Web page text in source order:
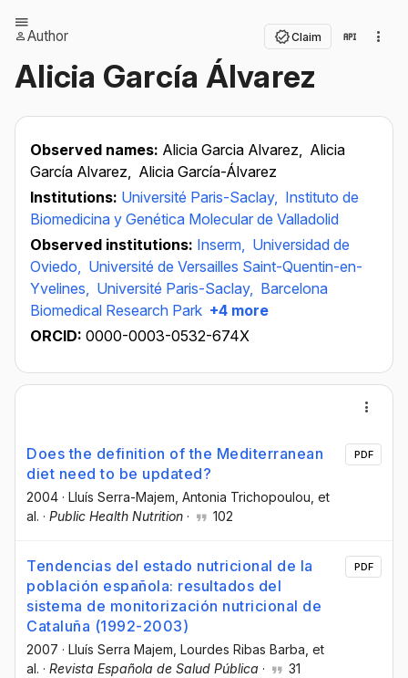
Author Claim
Alicia García Álvarez
Observed names: Alicia Garcia Alvarez, Alicia
García Alvarez, Alicia García-Álvarez
Institutions: Université Paris-Saclay, Instituto de
Biomedicina y Genética Molecular de Valladolid
Observed institutions: Inserm, Universidad de
Oviedo, Université de Versailles Saint-Quentin-en-
Yvelines, Université Paris-Saclay, Barcelona
Biomedical Research Park +4 more
ORCID: 0000-0003-0532-674X
Does the definition of the Mediterranean
diet need to be updated?
2004 · Lluís Serra-Majem , Antonia Trichopoulou , et
al. · Public Health Nutrition · 102
PDF
Tendencias del estado nutricional de la
población española: resultados del
sistema de monitorización nutricional de
Cataluña (1992-2003)
2007 · Lluís Serra Majem , Lourdes Ribas Barba , et
al. · Revista Española de Salud Pública · 31
PDF